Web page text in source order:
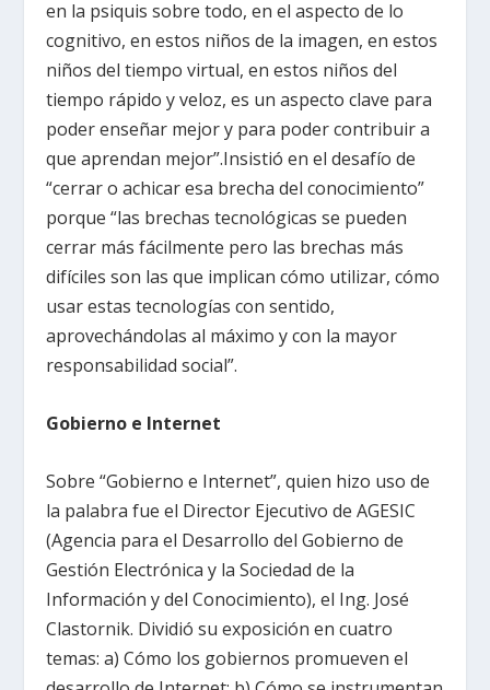
en la psiquis sobre todo, en el aspecto de lo
cognitivo, en estos niños de la imagen, en estos
niños del tiempo virtual, en estos niños del
tiempo rápido y veloz, es un aspecto clave para
poder enseñar mejor y para poder contribuir a
que aprendan mejor”.Insistió en el desafío de
“cerrar o achicar esa brecha del conocimiento”
porque “las brechas tecnológicas se pueden
cerrar más fácilmente pero las brechas más
difíciles son las que implican cómo utilizar, cómo
usar estas tecnologías con sentido,
aprovechándolas al máximo y con la mayor
responsabilidad social”.
Gobierno e Internet
Sobre “Gobierno e Internet”, quien hizo uso de
la palabra fue el Director Ejecutivo de AGESIC
(Agencia para el Desarrollo del Gobierno de
Gestión Electrónica y la Sociedad de la
Información y del Conocimiento), el Ing. José
Clastornik. Dividió su exposición en cuatro
temas: a) Cómo los gobiernos promueven el